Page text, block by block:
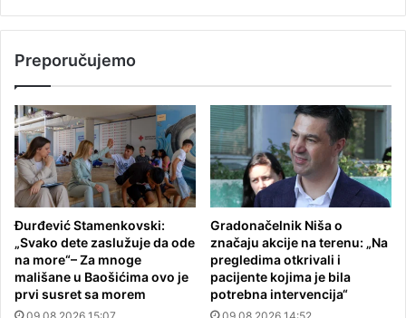
Preporučujemo
Đurđević Stamenkovski:
„Svako dete zaslužuje da ode
na more“– Za mnoge
mališane u Baošićima ovo je
prvi susret sa morem
Gradonačelnik Niša o
značaju akcije na terenu: „Na
pregledima otkrivali i
pacijente kojima je bila
potrebna intervencija“